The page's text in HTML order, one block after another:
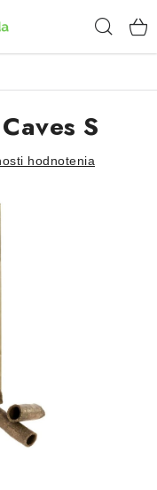
S
hodnotenia